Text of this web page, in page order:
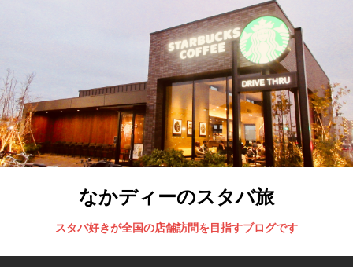
なかディーのスタバ旅
スタバ好きが全国の店舗訪問を目指すブログです